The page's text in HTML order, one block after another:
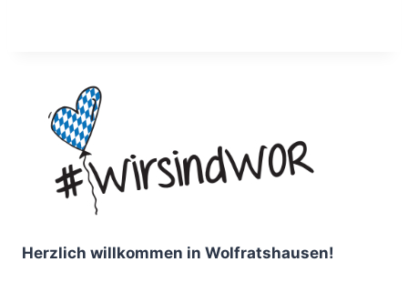
Herzlich willkommen in Wolfratshausen!